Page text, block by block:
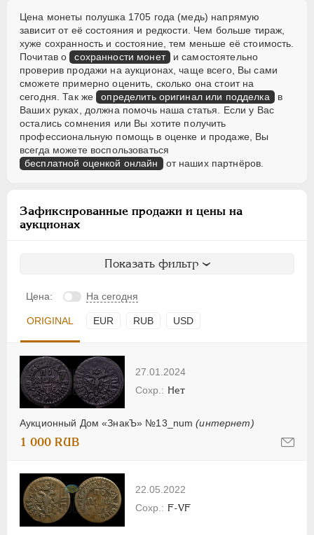
Цена монеты полушка 1705 года (медь) напрямую
зависит от её состояния и редкости. Чем больше тираж,
хуже сохранность и состояние, тем меньше её стоимость.
Почитав о сохранности монет и самостоятельно
проверив продажи на аукционах, чаще всего, Вы сами
сможете примерно оценить, сколько она стоит на
сегодня. Так же определить оригинал или подделка в
Ваших руках, должна помочь наша статья. Если у Вас
остались сомнения или Вы хотите получить
профессиональную помощь в оценке и продаже, Вы
всегда можете воспользоваться
бесплатной оценкой онлайн от наших партнёров.
Зафиксированные продажи и цены на
аукционах
Показать фильтр
Цена: На сегодня
ORIGINAL EUR RUB USD
27.01.2024
Аукционный Дом «ЗнакЪ» №13_num(интернет)
Нет
1 000 RUB
22.05.2022
F-VF